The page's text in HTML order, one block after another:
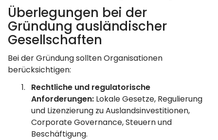
Überlegungen bei der
Gründung ausländischer
Gesellschaften
Bei der Gründung sollten Organisationen
berücksichtigen:
Rechtliche und regulatorische
Anforderungen: Lokale Gesetze, Regulierung
und Lizenzierung zu Auslandsinvestitionen,
Corporate Governance, Steuern und
Beschäftigung.